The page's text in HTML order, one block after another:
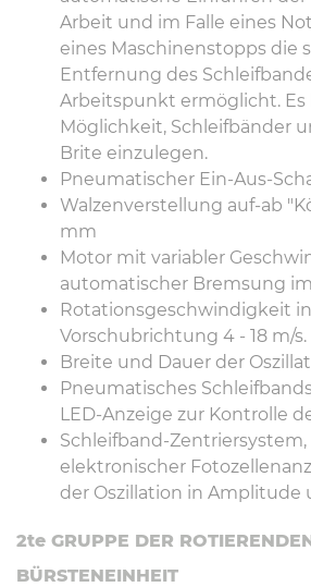
Arbeit und im Falle eines
eines Maschinenstopps die
Entfernung des
Arbeitspunkt ermöglicht.
Möglichkeit, Schleifbänder
Brite einzulegen.
Pneumatischer Ein-Aus-
Walzenverstellung auf-ab
mm
Motor mit variabler
automatischer Bremsung
Rotationsgeschwindigkeit in
Vorschubrichtung 4 - 18 m/s.
Breite und Dauer der
Pneumatisches
LED-Anzeige zur Kontrolle
Schleifband-
elektronischer
der Oszillation in Amplitude
2te GRUPPE DER
BÜRSTENEINHEIT